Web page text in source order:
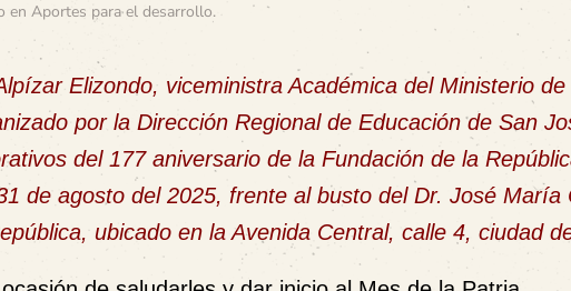
en Aportes para el desarrollo.
Elizondo, viceministra Académica del Ministerio
por la Dirección Regional de Educación de San
del 177 aniversario de la Fundación de la
de agosto del 2025, frente al busto del Dr. José María
ubicado en la Avenida Central, calle 4, ciudad